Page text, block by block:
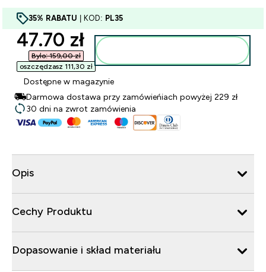
35% RABATU | KOD: PL35
discounted price
47.70 zł‎
Było: 159,00 zł‎
oszczędzasz 111,30 zł‎
Dostępne w magazynie
Darmowa dostawa przy zamówieńiach powyżej 229 zł
30 dni na zwrot zamówienia
Opis
Cechy Produktu
Dopasowanie i skład materiału